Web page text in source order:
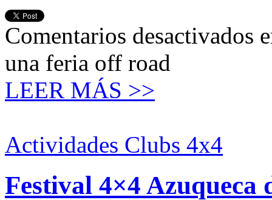
Comentarios desactivados
una feria off road
LEER MÁS >>
Actividades Clubs 4x4
Festival 4×4 Azuqueca